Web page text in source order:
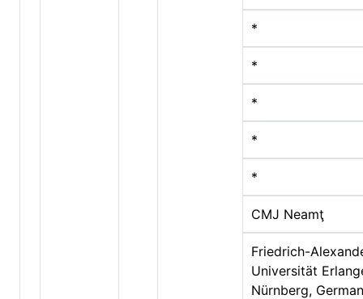
*
*
*
*
*
CMJ Neamţ
Friedrich-
Universität
Nürnberg,